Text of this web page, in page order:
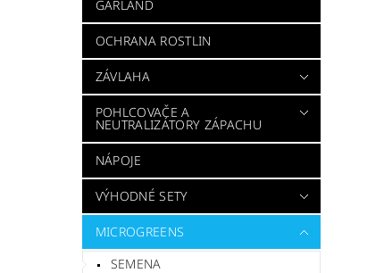
GARLAND
OCHRANA ROSTLIN
ZÁVLAHA
POHLCOVAČE A
NEUTRALIZÁTORY ZÁPACHU
NÁPOJE
VÝHODNÉ SETY
MICROGREENS
SEMENA